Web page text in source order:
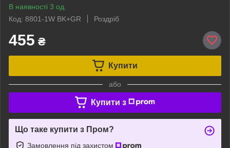
В наявності 3 од.
Код: 8801-1W BK+GR
Роздріб
455 ₴
Купити
або
Купити з
Що таке купити з Пром?
Замовлення під захистом